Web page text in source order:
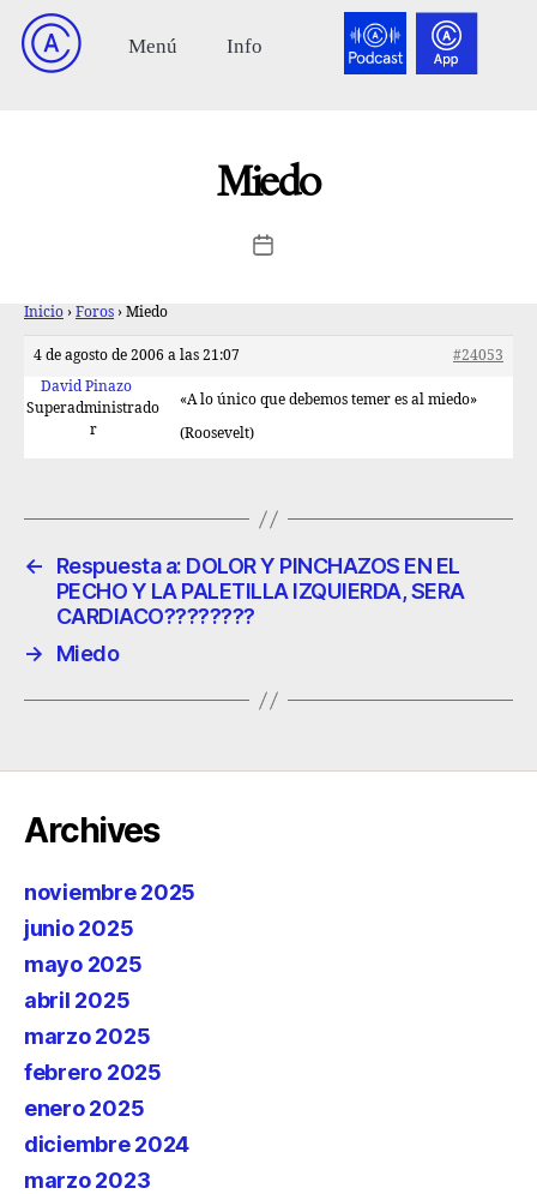
Miedo
Inicio › Foros › Miedo
4 de agosto de 2006 a las 21:07
#24053
David Pinazo
Superadministrado
r
«A lo único que debemos temer es al miedo»
(Roosevelt)
←
Respuesta a: DOLOR Y PINCHAZOS EN EL
PECHO Y LA PALETILLA IZQUIERDA, SERA
CARDIACO????????
→
Miedo
Archives
noviembre 2025
junio 2025
mayo 2025
abril 2025
marzo 2025
febrero 2025
enero 2025
diciembre 2024
marzo 2023